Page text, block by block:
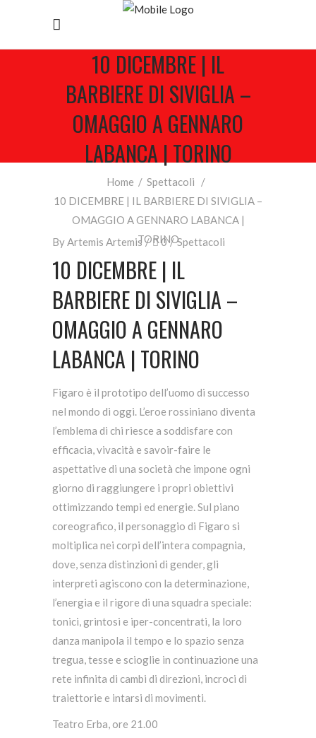
10 DICEMBRE | IL
BARBIERE DI SIVIGLIA –
OMAGGIO A GENNARO
LABANCA | TORINO
Home / Spettacoli
/
10 DICEMBRE | IL BARBIERE DI SIVIGLIA –
OMAGGIO A GENNARO LABANCA |
TORINO
ByArtemis Artemis 0 Spettacoli
10 DICEMBRE | IL
BARBIERE DI SIVIGLIA –
OMAGGIO A GENNARO
LABANCA | TORINO
Figaro è il prototipo dell’uomo di successo
nel mondo di oggi. L’eroe rossiniano diventa
l’emblema di chi riesce a soddisfare con
efficacia, vivacità e savoir-faire le
aspettative di una società che impone ogni
giorno di raggiungere i propri obiettivi
ottimizzando tempi ed energie. Sul piano
coreografico, il personaggio di Figaro si
moltiplica nei corpi dell’intera compagnia,
dove, senza distinzioni di gender, gli
interpreti agiscono con la determinazione,
l’energia e il rigore di una squadra speciale:
tonici, grintosi e iper-concentrati, la loro
danza manipola il tempo e lo spazio senza
tregua, tesse e scioglie in continuazione una
rete infinita di cambi di direzioni, incroci di
traiettorie e intarsi di movimenti.
Teatro Erba, ore 21.00